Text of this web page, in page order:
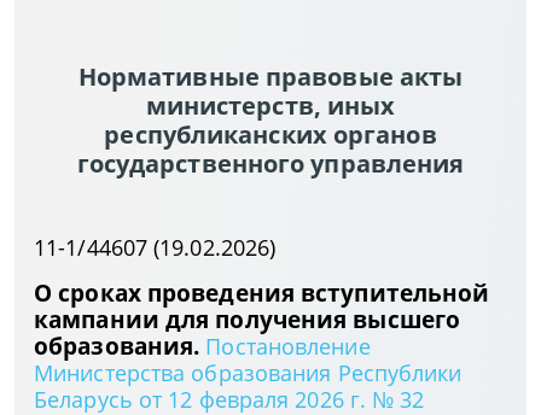
Нормативные правовые акты
министерств, иных
республиканских органов
государственного управления
11-1/44607 (19.02.2026)
О сроках проведения вступительной
кампании для получения высшего
образования. Постановление
Министерства образования Республики
Беларусь от 12 февраля 2026 г. № 32